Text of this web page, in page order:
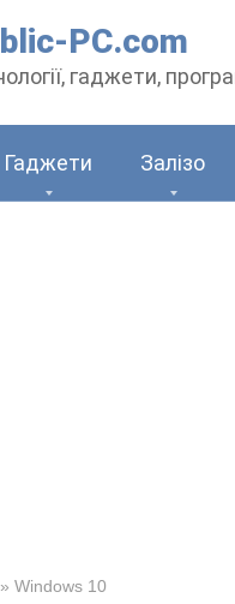
PC.com
гаджети,
Гаджети Залізо
» Windows 10